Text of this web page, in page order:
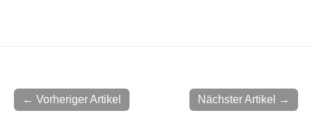
Nächster Artikel →
← Vorheriger Artikel